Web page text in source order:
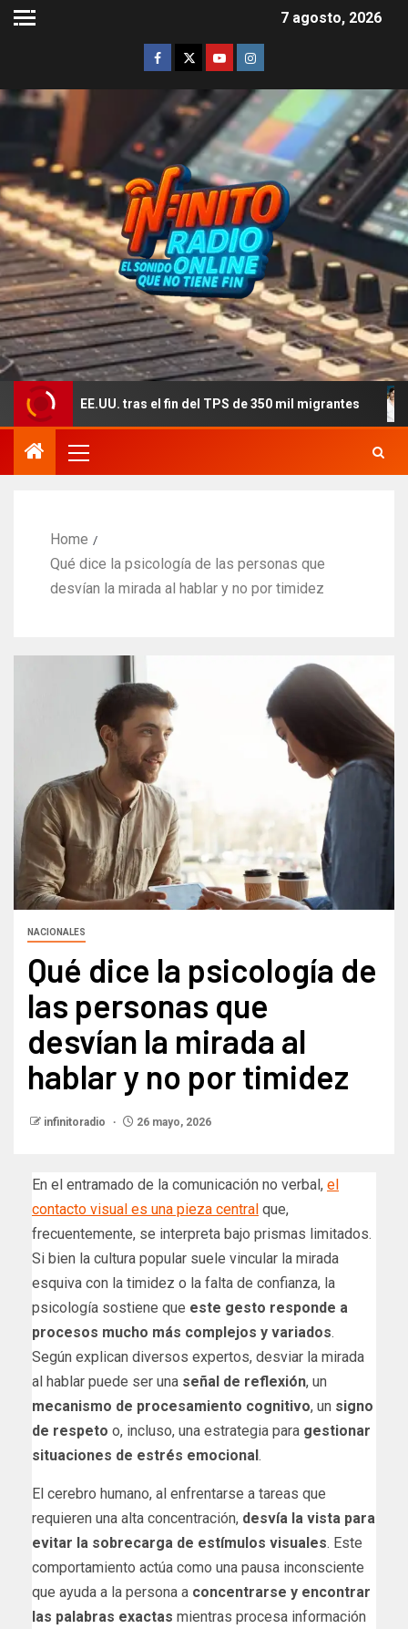
7 agosto, 2026
tras el fin del TPS de 350 mil migrantes El
Home
Qué dice la psicología de las personas que
desvían la mirada al hablar y no por timidez
NACIONALES
Qué dice la psicología de
las personas que
desvían la mirada al
hablar y no por timidez
infinitoradio 26 mayo, 2026
En el entramado de la comunicación no verbal, el
contacto visual es una pieza central que,
frecuentemente, se interpreta bajo prismas limitados.
Si bien la cultura popular suele vincular la mirada
esquiva con la timidez o la falta de confianza, la
psicología sostiene que este gesto responde a
procesos mucho más complejos y variados.
Según explican diversos expertos, desviar la mirada
al hablar puede ser una señal de reflexión, un
mecanismo de procesamiento cognitivo, un signo
de respeto o, incluso, una estrategia para gestionar
situaciones de estrés emocional.
El cerebro humano, al enfrentarse a tareas que
requieren una alta concentración, desvía la vista para
evitar la sobrecarga de estímulos visuales. Este
comportamiento actúa como una pausa inconsciente
que ayuda a la persona a concentrarse y encontrar
las palabras exactas mientras procesa información